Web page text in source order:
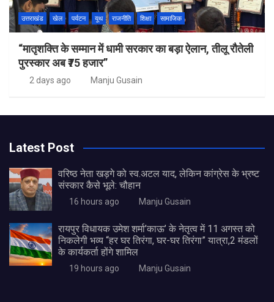
उत्तराखंड खेल पर्यटन यूथ राजनीति शिक्षा सामाजिक
“मातृशक्ति के सम्मान में धामी सरकार का बड़ा ऐलान, तीलू रौतेली
पुरस्कार अब ₹75 हजार”
2 days ago Manju Gusain
Latest Post
वरिष्ठ नेता खड़गे को स्व.अटल याद, लेकिन कांग्रेस के भ्रष्ट
संस्कार कैसे भूले: चौहान
16 hours ago Manju Gusain
रायपुर विधायक उमेश शर्मा’काऊ’ के नेतृत्व में 11 अगस्त को
निकलेगी भव्य “हर घर तिरंगा, घर-घर तिरंगा” यात्रा,2 मंडलों
के कार्यकर्ता होंगे शामिल
19 hours ago Manju Gusain